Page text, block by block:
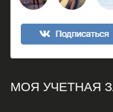
МОЯ УЧЕТНАЯ